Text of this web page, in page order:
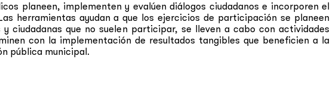
planeen, implementen y evalúen diálogos ciudadanos e incorporen el
herramientas ayudan a que los ejercicios de participación se planeen
ciudadanas que no suelen participar, se lleven a cabo con actividades
con la implementación de resultados tangibles que beneficien a la
pública municipal.